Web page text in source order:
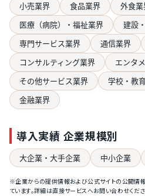
小売業界 食品業界
外食業
医療（病院）・福祉業界
建設
専門サービス業界
通信業界
コンサルティング業界
エンタ
その他サービス業界
学校・教
金融業界
導入実績 企業規模別
大企業・大手企業 中小企業
※企業からの提供情報および公式サイトの公開情
ています。詳細は直接サービスへお問い合わせくださ